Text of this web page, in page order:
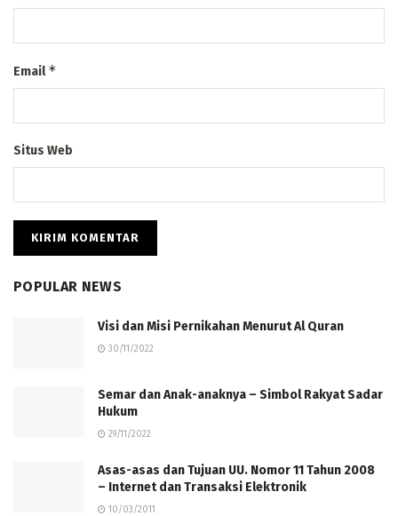
Email*
Situs Web
POPULAR NEWS
Visi dan Misi Pernikahan Menurut Al Quran
30/11/2022
Semar dan Anak-anaknya – Simbol Rakyat Sadar
Hukum
29/11/2022
Asas-asas dan Tujuan UU. Nomor 11 Tahun 2008
– Internet dan Transaksi Elektronik
10/03/2011